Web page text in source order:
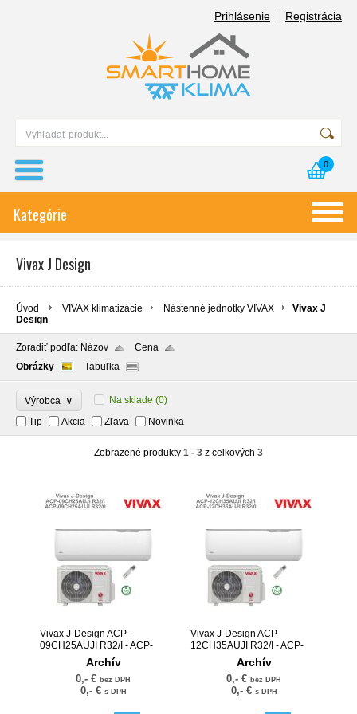
Prihlásenie Registrácia
0
Kategórie
Vivax J Design
Úvod VIVAX klimatizácie Nástenné jednotky VIVAX
Vivax J
Design
Zoradiť podľa: Názov
Cena
Obrázky
Tabuľka
Výrobca ∨ Na sklade (0)
Tip
Akcia Zľava Novinka
Zobrazené produkty 1 - 3 z celkových 3
Vivax J-Design ACP-
09CH25AUJI R32/I - ACP-
09CH25AUJI R32/0
Archív
0,- € bez DPH
0,- € s DPH
Vivax J-Design ACP-
12CH35AUJI R32/I - ACP-
12CH35AUJI R32/0
Archív
0,- € bez DPH
0,- € s DPH